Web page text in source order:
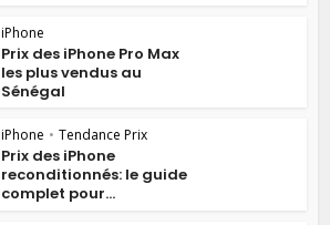
iPhone
Prix des iPhone Pro Max
les plus vendus au
Sénégal
iPhone • Tendance Prix
Prix des iPhone
reconditionnés: le guide
complet pour...